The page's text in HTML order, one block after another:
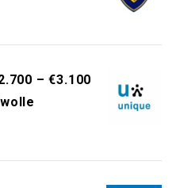
– €3.100